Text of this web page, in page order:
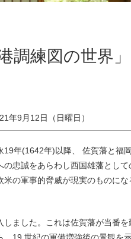
調練図の世界」
年9月12日（日曜日）
19年(1642年)以降、 佐賀藩と福
忠誠をあらわし西国雄藩とし
の軍事的脅威が現実のものに
ました。これは佐賀藩が当番